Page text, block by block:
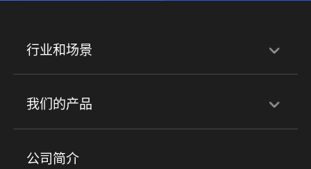
行业和场景
行业解决方案
培训机构 职业技能培训 兴趣培训
金融行业
我们的产品
产品
公司简介